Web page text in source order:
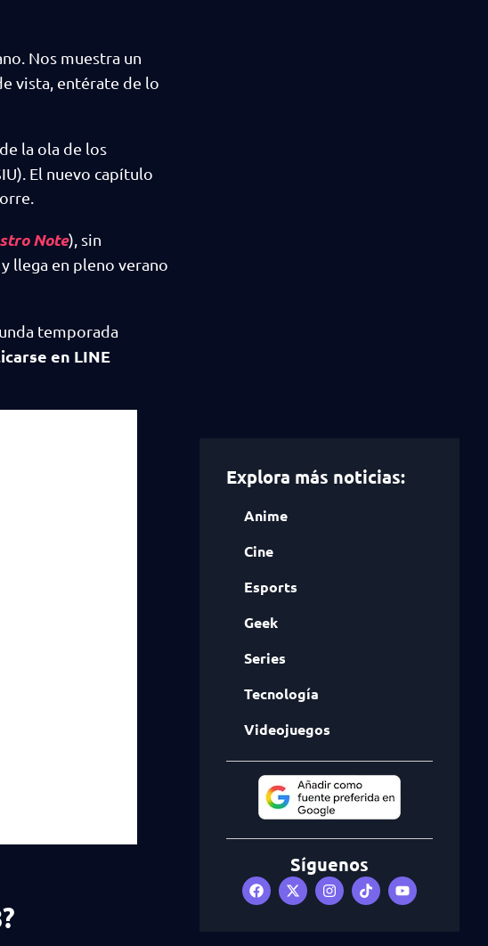
Nos muestra un
vista, entérate de lo
la ola de los
El nuevo capítulo
Note), sin
y llega en pleno verano
temporada
en LINE
Explora más noticias:
Anime
Cine
Esports
Geek
Series
Tecnología
Videojuegos
Síguenos